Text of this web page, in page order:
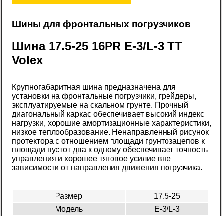
Шины для фронтальных погрузчиков
Шина 17.5-25 16PR E-3/L-3 TT
Volex
Крупногабаритная шина предназначена для
установки на фронтальные погрузчики, грейдеры,
эксплуатируемые на скальном грунте. Прочный
диагональный каркас обеспечивает высокий индекс
нагрузки, хорошие амортизационные характеристики,
низкое теплообразование. Ненаправленный рисунок
протектора с отношением площади грунтозацепов к
площади пустот два к одному обеспечивает точность
управления и хорошее тяговое усилие вне
зависимости от направления движения погрузчика.
Размер
17.5-25
Модель
E-3/L-3